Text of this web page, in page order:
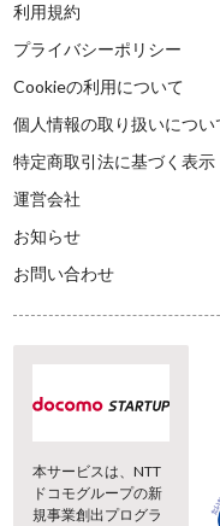
利用規約
プライバシーポリシー
Cookieの利用について
個人情報の取り扱いについ
特定商取引法に基づく表示
運営会社
お知らせ
お問い合わせ
本サービスは、NTT
ドコモグループの新
規事業創出プログラ